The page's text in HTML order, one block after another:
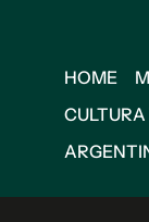
HOME
CULTURA